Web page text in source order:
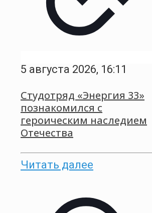
5 августа 2026, 16:11
Студотряд «Энергия 33»
познакомился с
героическим наследием
Отечества
Читать далее